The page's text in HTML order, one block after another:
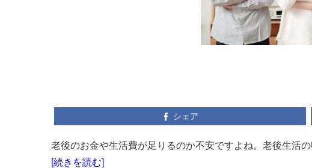
シェア
老後のお金や生活費が足りるのか不安ですよね。老後生活
[続きを読む]